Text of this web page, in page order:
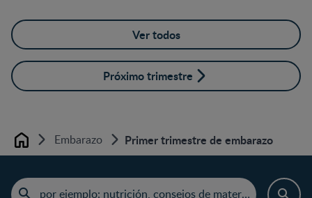
Ver todos
Próximo trimestre
Home Embarazo Primer trimestre de embarazo